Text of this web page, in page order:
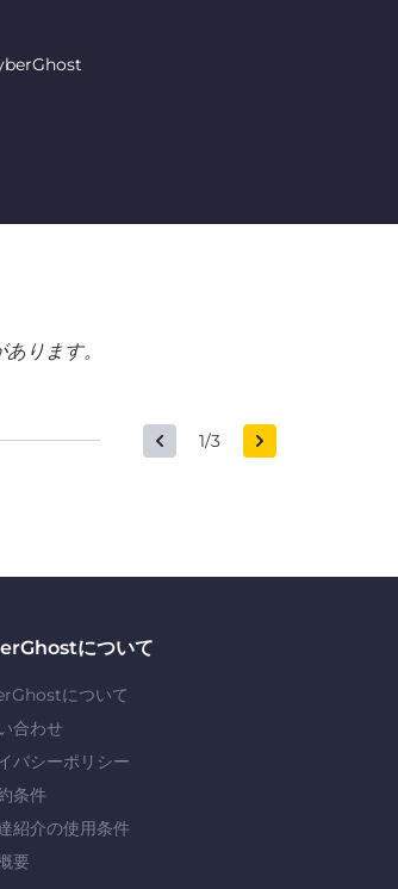
ります。
1/3
について
について
合わせ
バシーポリシー
条件
紹介の使用条件
要